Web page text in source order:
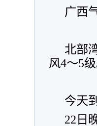
广西
北部
风4～5级
今天
22日